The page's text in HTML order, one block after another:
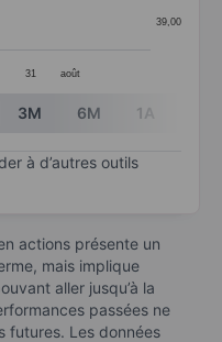
values. Data
31 août
39,00
3M 6M 1A
à d’autres outils
actions présente un
mais implique
aller jusqu’à la
passées ne
futures. Les données